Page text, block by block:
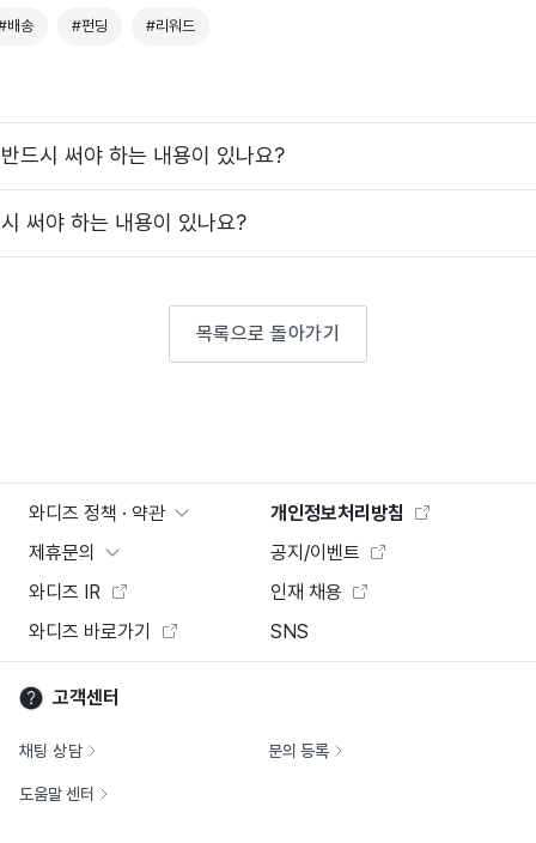
배송 #펀딩 #리워드
드시 써야 하는 내용이 있나요?
써야 하는 내용이 있나요?
목록으로 돌아가기
와디즈 정책 · 약관
개인정보처리방침
제휴문의
공지/이벤트
와디즈 IR
인재 채용
와디즈 바로가기
SNS
고객센터
채팅 상담 문의 등록
도움말 센터